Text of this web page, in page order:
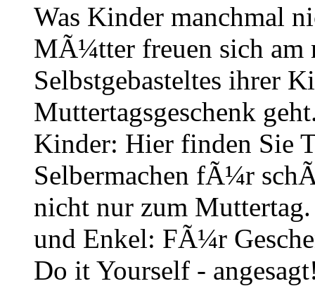
Was Kinder manchmal
MÃ¼tter freuen sich am
Selbstgebasteltes ihrer
Muttertagsgeschenk
Kinder: Hier finden Sie
Selbermachen fÃ¼r
nicht nur zum
und Enkel: FÃ¼r
Do it Yourself -